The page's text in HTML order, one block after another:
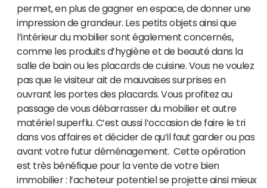
permet, en plus de gagner en espace, de donner une
impression de grandeur. Les petits objets ainsi que
l’intérieur du mobilier sont également concernés,
comme les produits d’hygiène et de beauté dans la
salle de bain ou les placards de cuisine. Vous ne voulez
pas que le visiteur ait de mauvaises surprises en
ouvrant les portes des placards. Vous profitez au
passage de vous débarrasser du mobilier et autre
matériel superflu. C’est aussi l’occasion de faire le tri
dans vos affaires et décider de qu’il faut garder ou pas
avant votre futur déménagement. Cette opération
est très bénéfique pour la vente de votre bien
immobilier : l’acheteur potentiel se projette ainsi mieux